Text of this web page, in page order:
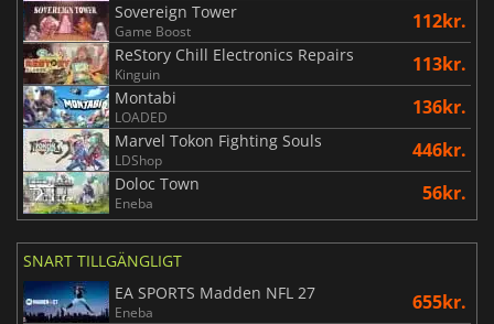
Sovereign Tower
Game Boost 112kr.
ReStory Chill Electronics Repairs
Kinguin 113kr.
Montabi
LOADED 136kr.
Marvel Tokon Fighting Souls
LDShop 446kr.
Doloc Town
Eneba 56kr.
SNART TILLGÄNGLIGT
EA SPORTS Madden NFL 27
Eneba 655kr.